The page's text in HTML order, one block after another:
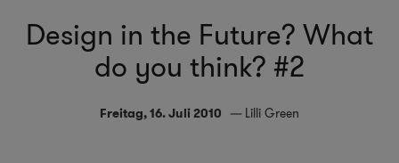
Design in the Future? What
do you think? #2
Freitag, 16. Juli 2010 Lilli Green